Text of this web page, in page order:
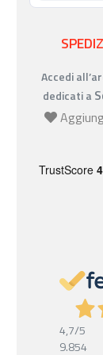
Accedi
dedicati a
4,7/5
9.854